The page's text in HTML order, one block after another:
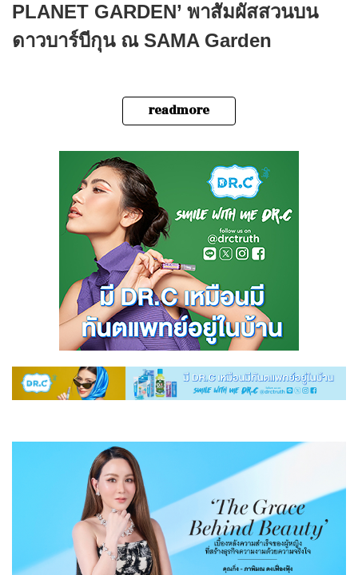
PLANET GARDEN’ พาสัมผัสสวนบน
ดาวบาร์บีกุน ณ SAMA Garden
readmore